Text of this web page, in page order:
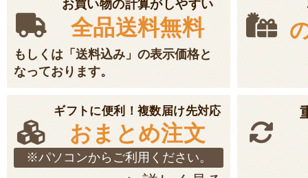
お買い物の計算がしやすい
全品送料無料
もしくは「送料込み」の表示価格と
なっております。
ギフトに便利！複数届け先対応
おまとめ注文
※パソコンからご利用ください。